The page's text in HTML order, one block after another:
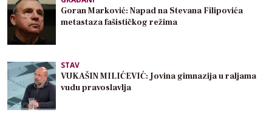
Goran Marković: Napad na Stevana Filipovića
metastaza fašističkog režima
STAV
VUKAŠIN MILIĆEVIĆ: Jovina gimnazija u raljama
vudu pravoslavlja